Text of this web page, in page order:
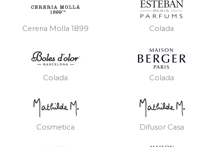
Cereria Molla 1899 Colada
Colada Colada
Cosmetica Difusor Casa